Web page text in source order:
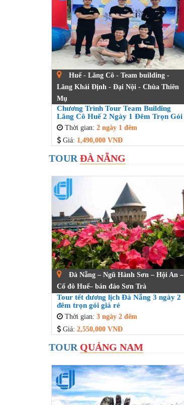
Huế - Lăng Cô - Team building -
Lăng Khải Định - Đại Nội - Chùa Thiên
Mụ
Chương Trình Tour Team Building
Lăng Cô Huế 2 Ngày 1 Đêm Trọn Gói
Thời gian: 2 ngày 1 đêm
Giá: 1,490,000 VNĐ
TOUR ĐÀ NẴNG
Đà Nẵng – Ngũ Hành Sơn – Hội An –
Cố đô Huế– bán đảo Sơn Trà
Tour tết dương lịch Đà Nẵng 3 ngày 2
đêm trọn gói giá rẻ
Thời gian: 3 ngày 2 đêm
Giá: 2,550,000 VNĐ
TOUR QUẢNG NAM